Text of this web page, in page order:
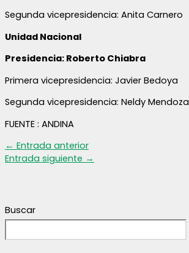
Segunda vicepresidencia: Anita Carnero
Unidad Nacional
Presidencia: Roberto Chiabra
Primera vicepresidencia: Javier Bedoya
Segunda vicepresidencia: Neldy Mendoza
FUENTE : ANDINA
← Entrada anterior
Entrada siguiente →
Buscar